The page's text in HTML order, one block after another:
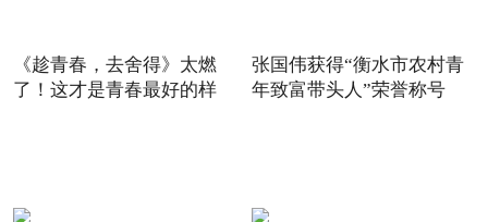
《趁青春，去舍得》太燃
了！这才是青春最好的样
张国伟获得“衡水市农村青
年致富带头人”荣誉称号